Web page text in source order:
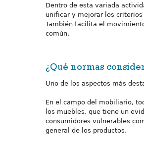
Dentro de esta variada
unificar y mejorar los
También facilita el
común.
¿Qué normas
Uno de los aspectos más
En el campo del mobiliario,
los muebles, que tiene un
consumidores vulnerables
general de los productos.